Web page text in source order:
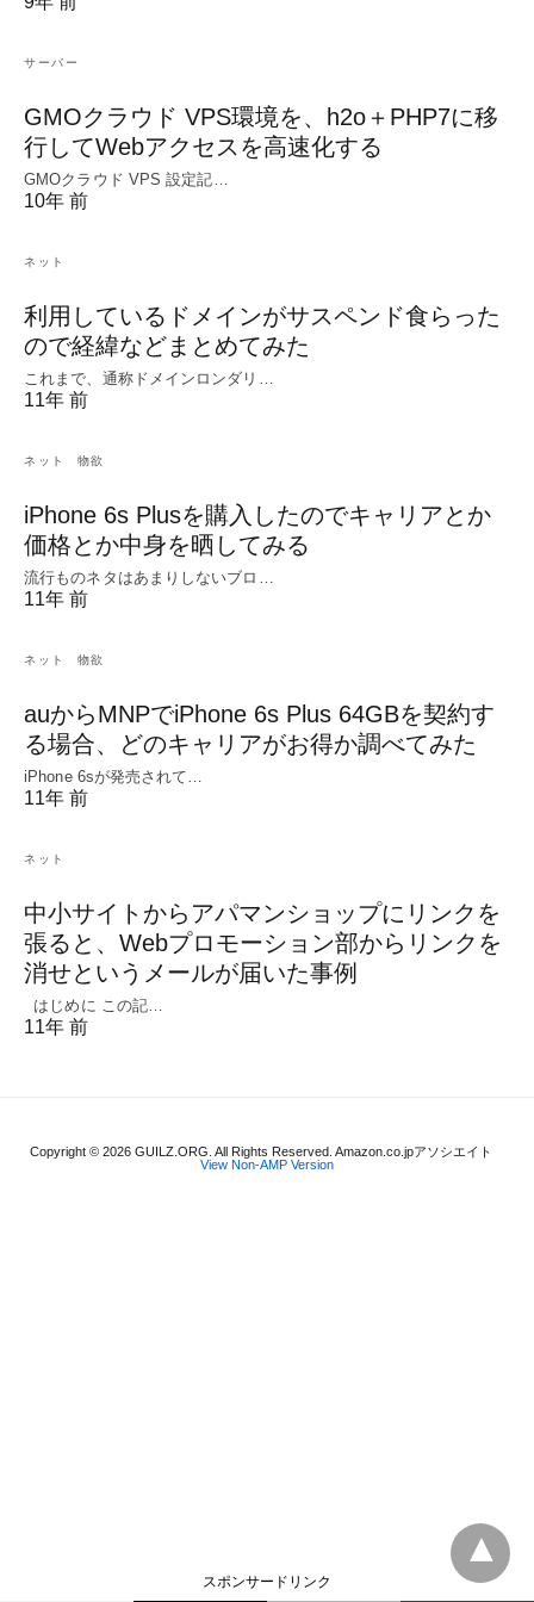
サーバー
GMOクラウド VPS環境を、h2o＋PHP7に移
行してWebアクセスを高速化する
GMOクラウド VPS 設定記…
10年 前
ネット
利用しているドメインがサスペンド食らった
ので経緯などまとめてみた
これまで、通称ドメインロンダリ…
11年 前
ネット 物欲
iPhone 6s Plusを購入したのでキャリアとか
価格とか中身を晒してみる
流行ものネタはあまりしないブロ…
11年 前
ネット 物欲
auからMNPでiPhone 6s Plus 64GBを契約す
る場合、どのキャリアがお得か調べてみた
iPhone 6sが発売されて…
11年 前
ネット
中小サイトからアパマンショップにリンクを
張ると、Webプロモーション部からリンクを
消せというメールが届いた事例
はじめに この記…
11年 前
Copyright © 2026 GUILZ.ORG. All Rights Reserved. Amazon.co.jpアソシエイト
View Non-AMP Version
スポンサードリンク